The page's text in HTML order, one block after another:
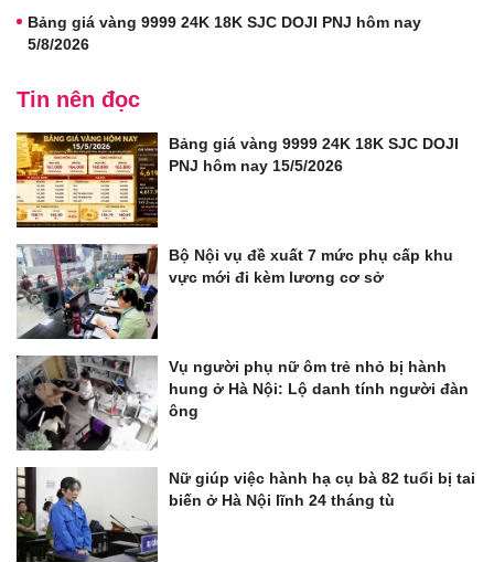
Bảng giá vàng 9999 24K 18K SJC DOJI PNJ hôm nay
5/8/2026
Tin nên đọc
Bảng giá vàng 9999 24K 18K SJC DOJI
PNJ hôm nay 15/5/2026
Bộ Nội vụ đề xuất 7 mức phụ cấp khu
vực mới đi kèm lương cơ sở
Vụ người phụ nữ ôm trẻ nhỏ bị hành
hung ở Hà Nội: Lộ danh tính người đàn
ông
Nữ giúp việc hành hạ cụ bà 82 tuổi bị tai
biến ở Hà Nội lĩnh 24 tháng tù